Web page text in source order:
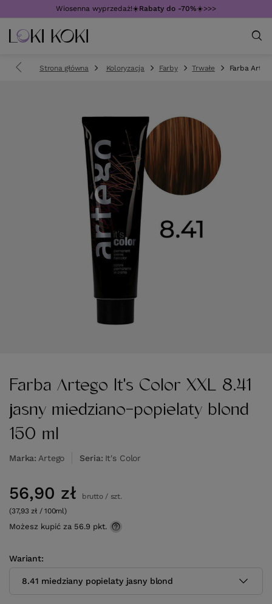
Wiosenna wyprzedaż!☀️Rabaty do -70%☀️>>>
Strona główna Koloryzacja Farby Trwałe Farba
Farba Artego It's Color XXL 8.41
jasny miedziano-popielaty blond
150 ml
Marka Artego Seria It's Color
Wariant
8.41 miedziany popielaty jasny blond
56,90 zł brutto/ szt.
(37,93 zł / 100ml)
Możesz kupić za 56.9 pkt.